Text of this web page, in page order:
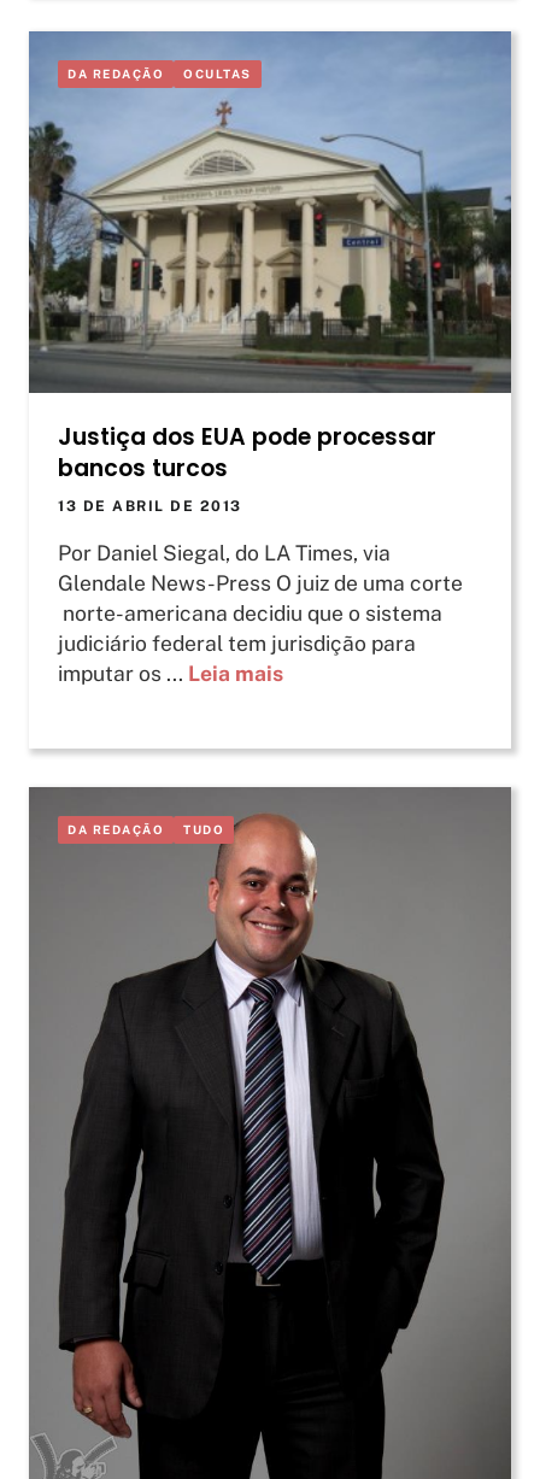
DA REDAÇÃO OCULTAS
Justiça dos EUA pode processar
bancos turcos
13 DE ABRIL DE 2013
Por Daniel Siegal, do LA Times, via
Glendale News-Press O juiz de uma corte
norte-americana decidiu que o sistema
judiciário federal tem jurisdição para
imputar os ... Leia mais
DA REDAÇÃO TUDO